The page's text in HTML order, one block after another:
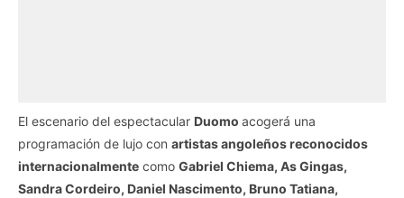
El escenario del espectacular Duomo acogerá una
programación de lujo con artistas angoleños reconocidos
internacionalmente como Gabriel Chiema, As Gingas,
Sandra Cordeiro, Daniel Nascimento, Bruno Tatiana,